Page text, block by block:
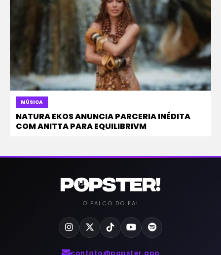
MÚSICA
NATURA EKOS ANUNCIA PARCERIA INÉDITA
COM ANITTA PARA EQUILIBRIVM
O PALCO DO FÃ!
contato@popster.app